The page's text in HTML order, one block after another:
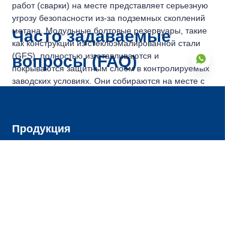
Часто задаваемые
вопросы (FAQ)
работ (сварки) на месте представляет серьезную
угрозу безопасности из-за подземных скоплений
метана. Модульные болтовые резервуары, такие
как конструкции из стеклоэмалированной стали
(GFS), полностью изготавливаются и
покрываются защитным слоем в контролируемых
заводских условиях. Они собираются на месте с
предотвращает локальное повреждение
Продукция